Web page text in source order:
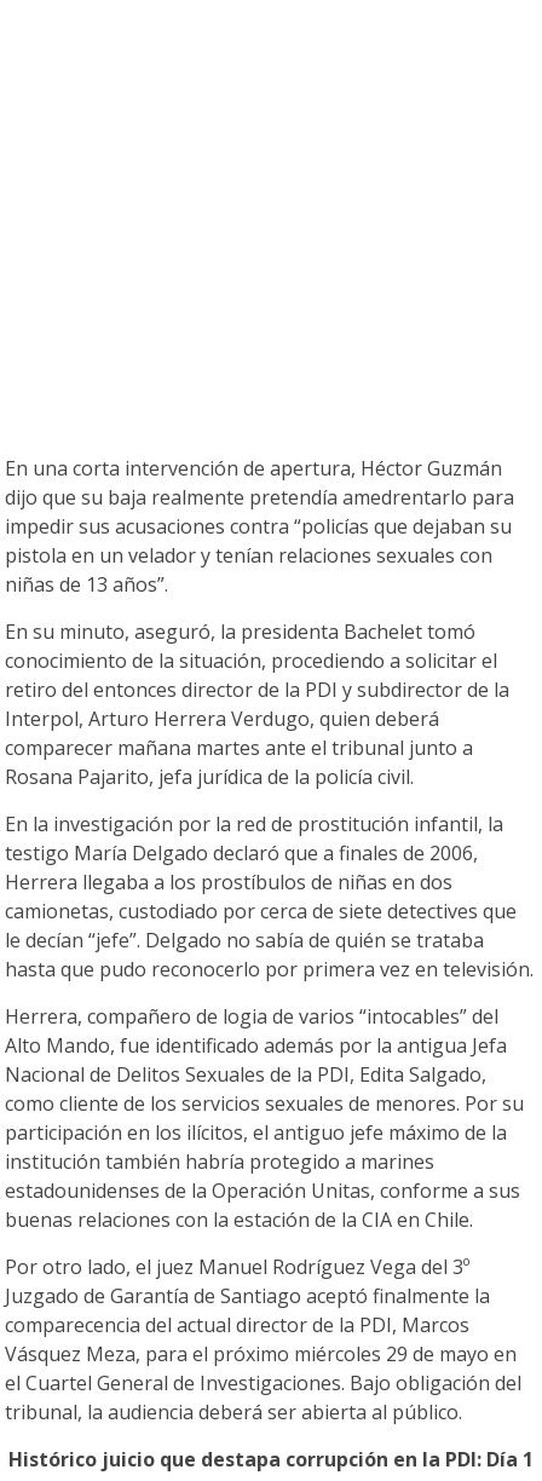
En una corta intervención de apertura, Héctor Guzmán
dijo que su baja realmente pretendía amedrentarlo para
impedir sus acusaciones contra “policías que dejaban su
pistola en un velador y tenían relaciones sexuales con
niñas de 13 años”.
En su minuto, aseguró, la presidenta Bachelet tomó
conocimiento de la situación, procediendo a solicitar el
retiro del entonces director de la PDI y subdirector de la
Interpol, Arturo Herrera Verdugo, quien deberá
comparecer mañana martes ante el tribunal junto a
Rosana Pajarito, jefa jurídica de la policía civil.
En la investigación por la red de prostitución infantil, la
testigo María Delgado declaró que a finales de 2006,
Herrera llegaba a los prostíbulos de niñas en dos
camionetas, custodiado por cerca de siete detectives que
le decían “jefe”. Delgado no sabía de quién se trataba
hasta que pudo reconocerlo por primera vez en televisión.
Herrera, compañero de logia de varios “intocables” del
Alto Mando, fue identificado además por la antigua Jefa
Nacional de Delitos Sexuales de la PDI, Edita Salgado,
como cliente de los servicios sexuales de menores. Por su
participación en los ilícitos, el antiguo jefe máximo de la
institución también habría protegido a marines
estadounidenses de la Operación Unitas, conforme a sus
buenas relaciones con la estación de la CIA en Chile.
Por otro lado, el juez Manuel Rodríguez Vega del 3º
Juzgado de Garantía de Santiago aceptó finalmente la
comparecencia del actual director de la PDI, Marcos
Vásquez Meza, para el próximo miércoles 29 de mayo en
el Cuartel General de Investigaciones. Bajo obligación del
tribunal, la audiencia deberá ser abierta al público.
Histórico juicio que destapa corrupción en la PDI: Día 1